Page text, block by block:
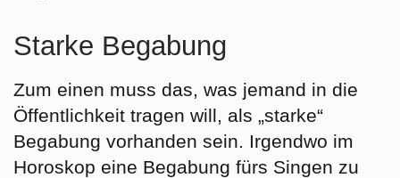
Starke Begabung
Zum einen muss das, was jemand in die
Öffentlichkeit tragen will, als „starke“
Begabung vorhanden sein. Irgendwo im
Horoskop eine Begabung fürs Singen zu